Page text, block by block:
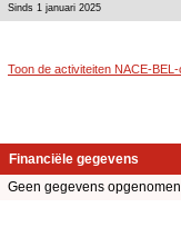
Sinds 1 januari 2025
Toon de activiteiten NACE-
Financiële gegevens
Geen gegevens